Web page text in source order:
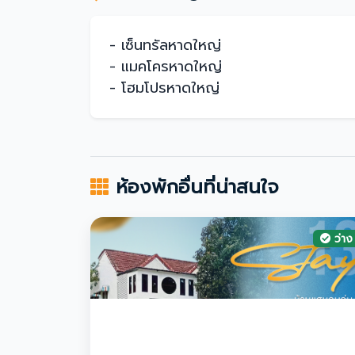
- เซ็นทรัลหาดใหญ่
- แมคโครหาดใหญ่
- โฮมโปรหาดใหญ่
ห้องพักอื่นที่น่าสนใจ
ว่าง